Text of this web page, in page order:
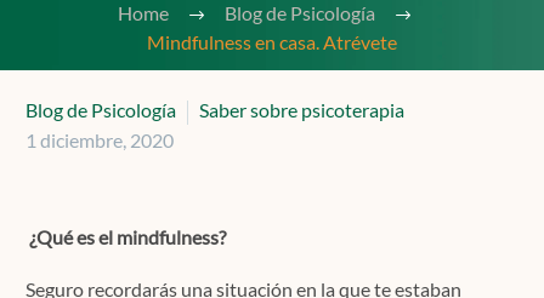
Home
Blog de Psicología
Mindfulness en casa. Atrévete
Blog de Psicología
Saber sobre psicoterapia
1 diciembre, 2020
¿Qué es el mindfulness?
Seguro recordarás una situación en la que te estaban